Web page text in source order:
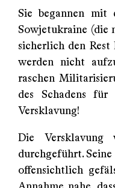
Sie begannen mit
Sowjetukraine (die
sicherlich den
werden nicht
raschen
des Schadens
Versklavung!
Die Versklavung
durchgeführt.
offensichtlich